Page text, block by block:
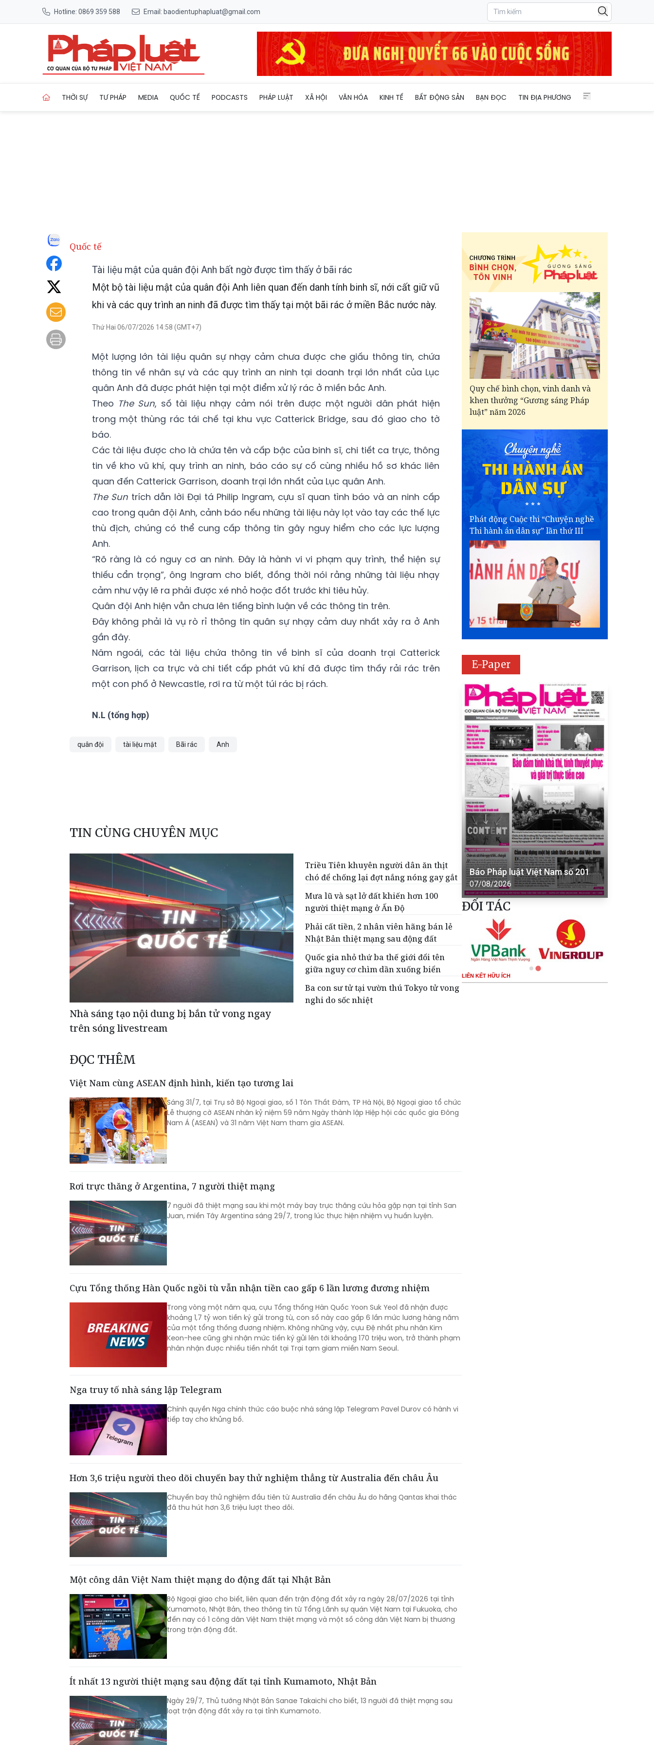
Hotline: 0869 359 588 Email: baodientuphapluat@gmail.com
THỜI SỰ TƯ PHÁP MEDIA QUỐC TẾ PODCASTS PHÁP LUẬT XÃ HỘI VĂN HÓA KINH TẾ BẤT ĐỘNG SẢN BẠN ĐỌC TIN ĐỊA PHƯƠNG
Quốc tế
Tài liệu mật của quân đội Anh bất ngờ được tìm thấy ở bãi rác
Một bộ tài liệu mật của quân đội Anh liên quan đến danh tính binh sĩ, nới cất giữ vũ
khi và các quy trình an ninh đã được tìm thấy tại một bãi rác ở miền Bắc nước này.
Thứ Hai 06/07/2026 14:58 (GMT+7)
Một lượng lớn tài liệu quân sự nhạy cảm chưa được che giấu thông tin, chứa
thông tin về nhân sự và các quy trình an ninh tại doanh trại lớn nhất của Lục
quân Anh đã được phát hiện tại một điểm xử lý rác ở miền bắc Anh.
Theo The Sun, số tài liệu nhạy cảm nói trên được một người dân phát hiện
trong một thùng rác tái chế tại khu vực Catterick Bridge, sau đó giao cho tờ
báo.
Các tài liệu được cho là chứa tên và cấp bậc của binh sĩ, chi tiết ca trực, thông
tin về kho vũ khí, quy trình an ninh, báo cáo sự cố cùng nhiều hồ sơ khác liên
quan đến Catterick Garrison, doanh trại lớn nhất của Lục quân Anh.
The Sun trích dẫn lời Đại tá Philip Ingram, cựu sĩ quan tình báo và an ninh cấp
cao trong quân đội Anh, cảnh báo nếu những tài liệu này lọt vào tay các thế lực
thù địch, chúng có thể cung cấp thông tin gây nguy hiểm cho các lực lượng
Anh.
“Rõ ràng là có nguy cơ an ninh. Đây là hành vi vi phạm quy trình, thể hiện sự
thiếu cẩn trọng”, ông Ingram cho biết, đồng thời nói rằng những tài liệu nhạy
cảm như vậy lẽ ra phải được xé nhỏ hoặc đốt trước khi tiêu hủy.
Quân đội Anh hiện vẫn chưa lên tiếng bình luận về các thông tin trên.
Đây không phải là vụ rò rỉ thông tin quân sự nhạy cảm duy nhất xảy ra ở Anh
gần đây.
Năm ngoái, các tài liệu chứa thông tin về binh sĩ của doanh trại Catterick
Garrison, lịch ca trực và chi tiết cấp phát vũ khí đã được tìm thấy rải rác trên
một con phố ở Newcastle, rơi ra từ một túi rác bị rách.
N.L (tổng hợp)
quân đội tài liệu mật Bãi rác Anh
TIN CÙNG CHUYÊN MỤC
Nhà sáng tạo nội dung bị bắn tử vong ngay
trên sóng livestream
Triều Tiên khuyên người dân ăn thịt
chó để chống lại đợt nắng nóng gay gắt
Mưa lũ và sạt lở đất khiến hơn 100
người thiệt mạng ở Ấn Độ
Phải cất tiền, 2 nhân viên hãng bán lẻ
Nhật Bản thiệt mạng sau động đất
Quốc gia nhỏ thứ ba thế giới đổi tên
giữa nguy cơ chìm dần xuống biển
Ba con sư tử tại vườn thú Tokyo tử vong
nghi do sốc nhiệt
ĐỌC THÊM
Việt Nam cùng ASEAN định hình, kiến tạo tương lai
Sáng 31/7, tại Trụ sở Bộ Ngoại giao, số 1 Tôn Thất Đàm, TP Hà Nội, Bộ Ngoại giao tổ chức
Lễ thượng cờ ASEAN nhân kỷ niệm 59 năm Ngày thành lập Hiệp hội các quốc gia Đông
Nam Á (ASEAN) và 31 năm Việt Nam tham gia ASEAN.
Rơi trực thăng ở Argentina, 7 người thiệt mạng
7 người đã thiệt mạng sau khi một máy bay trực thăng cứu hỏa gặp nạn tại tỉnh San
Juan, miền Tây Argentina sáng 29/7, trong lúc thực hiện nhiệm vụ huấn luyện.
Cựu Tổng thống Hàn Quốc ngồi tù vẫn nhận tiền cao gấp 6 lần lương đương nhiệm
Trong vòng một năm qua, cựu Tổng thống Hàn Quốc Yoon Suk Yeol đã nhận được
khoảng 1,7 tỷ won tiền ký gửi trong tù, con số này cao gấp 6 lần mức lương hàng năm
của một tổng thống đương nhiệm. Không những vậy, cựu Đệ nhất phu nhân Kim
Keon-hee cũng ghi nhận mức tiền ký gửi lên tới khoảng 170 triệu won, trở thành phạm
nhân nhận được nhiều tiền nhất tại Trại tạm giam miền Nam Seoul.
Nga truy tố nhà sáng lập Telegram
Chính quyền Nga chính thức cáo buộc nhà sáng lập Telegram Pavel Durov có hành vi
tiếp tay cho khủng bố.
Hơn 3,6 triệu người theo dõi chuyến bay thử nghiệm thẳng từ Australia đến châu Âu
Chuyến bay thử nghiệm đầu tiên từ Australia đến châu Âu do hãng Qantas khai thác
đã thu hút hơn 3,6 triệu lượt theo dõi.
Một công dân Việt Nam thiệt mạng do động đất tại Nhật Bản
Bộ Ngoại giao cho biết, liên quan đến trận động đất xảy ra ngày 28/07/2026 tại tỉnh
Kumamoto, Nhật Bản, theo thông tin từ Tổng Lãnh sự quán Việt Nam tại Fukuoka, cho
đến nay có 1 công dân Việt Nam thiệt mạng và một số công dân Việt Nam bị thương
trong trận động đất.
Ít nhất 13 người thiệt mạng sau động đất tại tỉnh Kumamoto, Nhật Bản
Ngày 29/7, Thủ tướng Nhật Bản Sanae Takaichi cho biết, 13 người đã thiệt mạng sau
loạt trận động đất xảy ra tại tỉnh Kumamoto.
Quy chế bình chọn, vinh danh và
khen thưởng “Gương sáng Pháp
luật” năm 2026
Phát động Cuộc thi “Chuyện nghề
Thi hành án dân sự” lần thứ III
E-Paper
Báo Pháp luật Việt Nam số 201
07/08/2026
ĐỐI TÁC
LIÊN KẾT HỮU ÍCH